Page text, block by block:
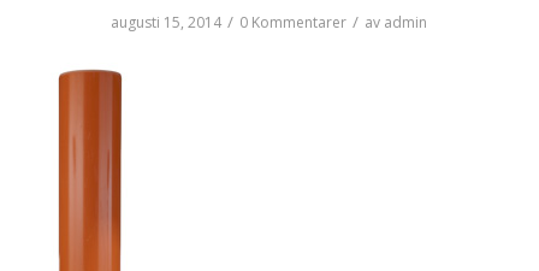
augusti 15, 2014 / 0 Kommentarer / av admin